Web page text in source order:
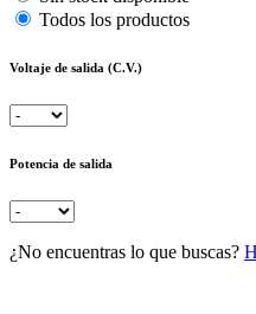
Todos los productos
Voltaje de salida (C.V.)
Potencia de salida
¿No encuentras lo que buscas?